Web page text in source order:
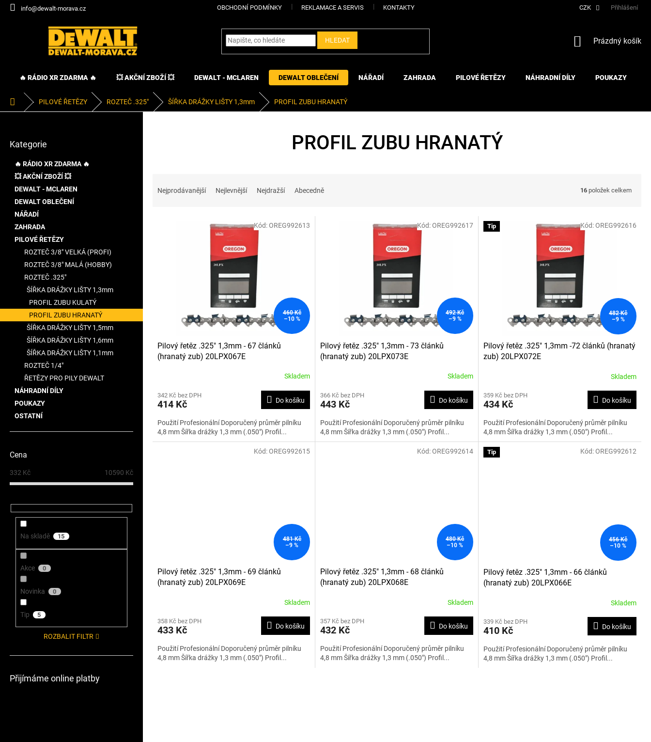
Přejít
info@dewalt-morava.cz OBCHODNÍ PODMÍNKY REKLAMACE A SERVIS KONTAKTY CZK Přihlášení
HLEDAT
NÁKUPNÍ
Prázdný košík
🔥 RÁDIO XR ZDARMA 🔥 💥 AKČNÍ ZBOŽÍ 💥 DEWALT - MCLAREN DEWALT OBLEČENÍ NÁŘADÍ ZAHRADA PILOVÉ ŘETĚZY NÁHRADNÍ DÍLY POUKAZY
Domů PILOVÉ ŘETĚZY ROZTEČ .325" ŠÍŘKA DRÁŽKY LIŠTY 1,3mm PROFIL ZUBU HRANATÝ
kategorie
Kategorie
🔥 RÁDIO XR ZDARMA 🔥
💥 AKČNÍ ZBOŽÍ 💥
DEWALT - MCLAREN
DEWALT OBLEČENÍ
NÁŘADÍ
ZAHRADA
PILOVÉ ŘETĚZY
ROZTEČ 3/8" VELKÁ (PROFI)
ROZTEČ 3/8" MALÁ (HOBBY)
ROZTEČ .325"
ŠÍŘKA DRÁŽKY LIŠTY 1,3mm
PROFIL ZUBU KULATÝ
PROFIL ZUBU HRANATÝ
ŠÍŘKA DRÁŽKY LIŠTY 1,5mm
ŠÍŘKA DRÁŽKY LIŠTY 1,6mm
ŠÍŘKA DRÁŽKY LIŠTY 1,1mm
ROZTEČ 1/4"
ŘETĚZY PRO PILY DEWALT
NÁHRADNÍ DÍLY
POUKAZY
OSTATNÍ
Cena
332 Kč 10590 Kč
Na skladě 15
Akce 0
Novinka 0
Tip 5
ROZBALIT FILTR
Přijímáme online platby
PROFIL ZUBU HRANATÝ
Nejprodávanější Nejlevnější Nejdražší Abecedně 16 položek celkem
460 Kč
–10 %
Pilový řetěz .325" 1,3mm - 67 článků
(hranatý zub) 20LPX067E
Skladem
342 Kč bez DPH
414 Kč Do košíku
Použití Profesionální Doporučený průměr pilníku
4,8 mm Šířka drážky 1,3 mm (.050") Profil...
Kód: OREG992613
492 Kč
–9 %
Pilový řetěz .325" 1,3mm - 73 článků
(hranatý zub) 20LPX073E
Skladem
366 Kč bez DPH
443 Kč Do košíku
Použití Profesionální Doporučený průměr pilníku
4,8 mm Šířka drážky 1,3 mm (.050") Profil...
Kód: OREG992617 Tip
482 Kč
–9 %
Pilový řetěz .325" 1,3mm -72 článků (hranatý
zub) 20LPX072E
Skladem
359 Kč bez DPH
434 Kč Do košíku
Použití Profesionální Doporučený průměr pilníku
4,8 mm Šířka drážky 1,3 mm (.050") Profil...
Kód: OREG992616
481 Kč
–9 %
Pilový řetěz .325" 1,3mm - 69 článků
(hranatý zub) 20LPX069E
Skladem
358 Kč bez DPH
433 Kč Do košíku
Použití Profesionální Doporučený průměr pilníku
4,8 mm Šířka drážky 1,3 mm (.050") Profil...
Kód: OREG992615
480 Kč
–10 %
Pilový řetěz .325" 1,3mm - 68 článků
(hranatý zub) 20LPX068E
Skladem
357 Kč bez DPH
432 Kč Do košíku
Použití Profesionální Doporučený průměr pilníku
4,8 mm Šířka drážky 1,3 mm (.050") Profil...
Kód: OREG992614 Tip
456 Kč
–10 %
Pilový řetěz .325" 1,3mm - 66 článků
(hranatý zub) 20LPX066E
Skladem
339 Kč bez DPH
410 Kč Do košíku
Použití Profesionální Doporučený průměr pilníku
4,8 mm Šířka drážky 1,3 mm (.050") Profil...
Kód: OREG992612